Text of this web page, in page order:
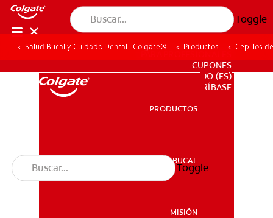
Toggle
SALUD BUCAL
PARA PROFESIONALES
CUPONES
DO (ES)
SUSCRÍBASE
PRODUCTOS
SALUD BUCAL
MISIÓN
Toggle
Salud Bucal y Cuidado Dental | Colgate® Productos Cepillos